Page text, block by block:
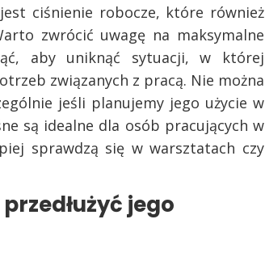
ciśnienie robocze, które również
zwrócić uwagę na maksymalne
aby uniknąć sytuacji, w której
związanych z pracą. Nie można
jeśli planujemy jego użycie w
są idealne dla osób pracujących w
sprawdzą się w warsztatach czy
jego